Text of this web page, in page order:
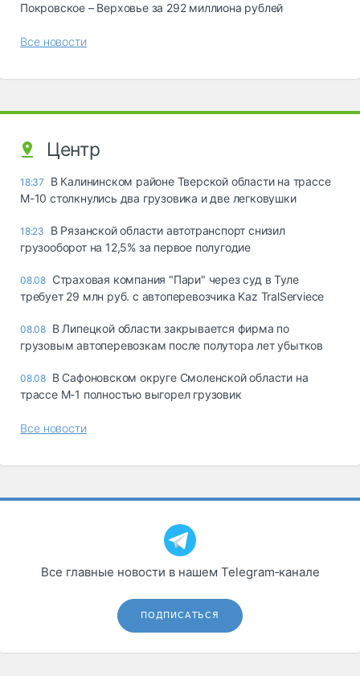
Покровское – Верховье за 292 миллиона рублей
Все новости
Центр
18:37
В Калининском районе Тверской области на трассе
М-10 столкнулись два грузовика и две легковушки
18:23
В Рязанской области автотранспорт снизил
грузооборот на 12,5% за первое полугодие
08.08 Страховая компания "Пари" через суд в Туле
требует 29 млн руб. с автоперевозчика Kaz TralServiece
08.08 В Липецкой области закрывается фирма по
грузовым автоперевозкам после полутора лет убытков
08.08 В Сафоновском округе Смоленской области на
трассе М-1 полностью выгорел грузовик
Все новости
Все главные новости в нашем Telegram‑канале
ПОДПИСАТЬСЯ